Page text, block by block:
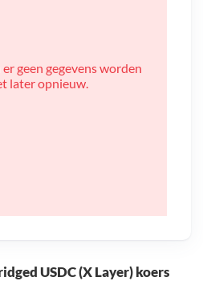
USDC (X Layer) koers
geen gegevens worden
later opnieuw.